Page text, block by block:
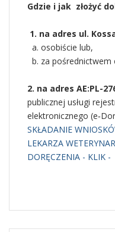
Gdzie i jak złożyć
1. na adres ul.
a. osobiście lub,
b. za
2. na adres AE:PL-
publicznej usługi
elektronicznego
SKŁADANIE
LEKARZA
DORĘCZENIA - KLIK -